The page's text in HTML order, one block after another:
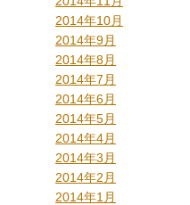
2014年10月
2014年9月
2014年8月
2014年7月
2014年6月
2014年5月
2014年4月
2014年3月
2014年2月
2014年1月